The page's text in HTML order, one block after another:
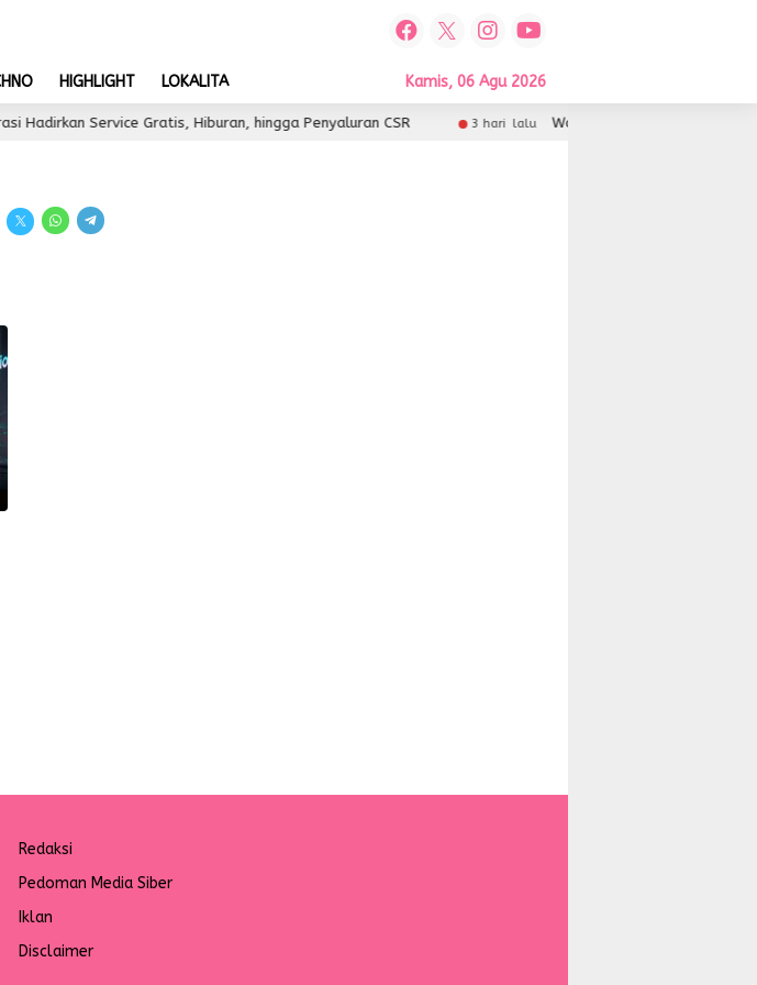
HIGHLIGHT LOKALITA Kamis, 06 Agu 2026
Service Gratis, Hiburan, hingga Penyaluran CSR 3 hari lalu Wali Kota Kendari Buka Finspora
Redaksi
Pedoman Media Siber
Iklan
Disclaimer